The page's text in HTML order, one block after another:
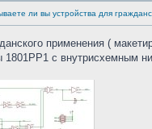
ли вы устройства для
применения (
с внутрисхемным